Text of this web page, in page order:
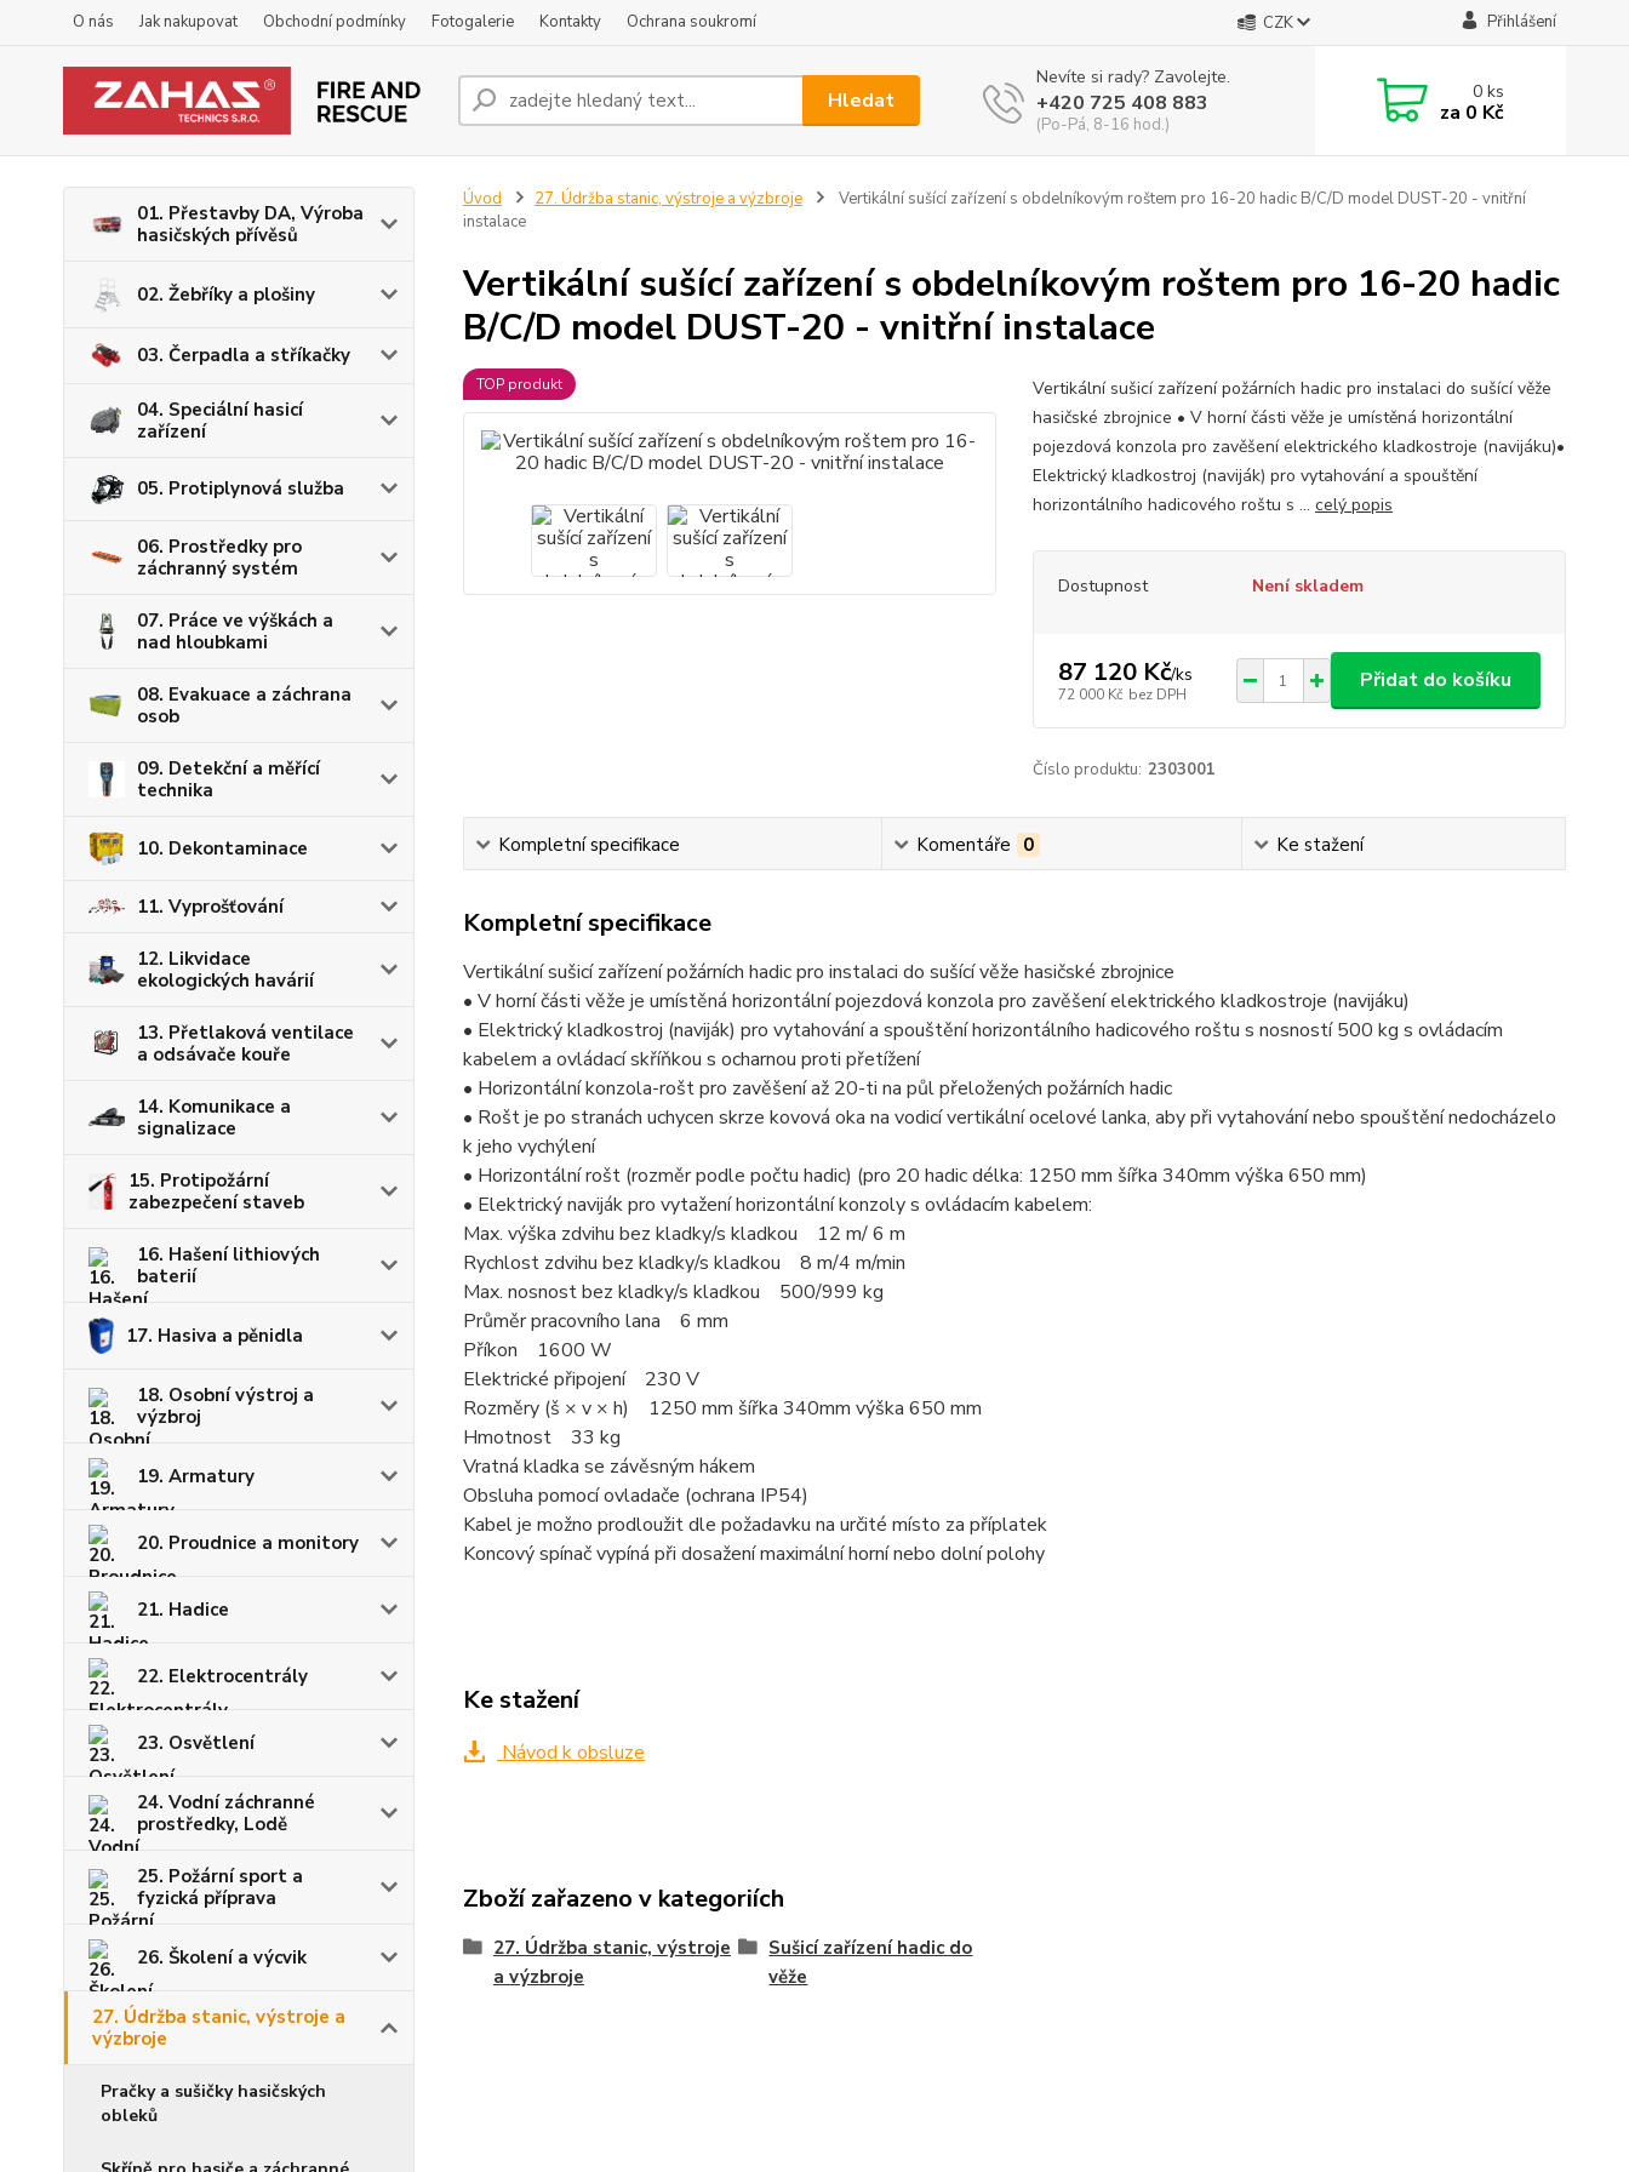
O nás Jak nakupovat Obchodní podmínky Fotogalerie Kontakty Ochrana soukromí CZK Přihlášení
Hledat
Nevíte si rady? Zavolejte.
+420 725 408 883
(Po-Pá, 8-16 hod.)
0ks
za 0 Kč
01. Přestavby DA, Výroba
hasičských přívěsů
02. Žebříky a plošiny
03. Čerpadla a stříkačky
04. Speciální hasicí
zařízení
05. Protiplynová služba
06. Prostředky pro
záchranný systém
07. Práce ve výškách a
nad hloubkami
08. Evakuace a záchrana
osob
09. Detekční a měřící
technika
10. Dekontaminace
11. Vyprošťování
12. Likvidace
ekologických havárií
13. Přetlaková ventilace
a odsávače kouře
14. Komunikace a
signalizace
15. Protipožární
zabezpečení staveb
16. Hašení lithiových
baterií
17. Hasiva a pěnidla
18. Osobní výstroj a
výzbroj
19. Armatury
20. Proudnice a monitory
21. Hadice
22. Elektrocentrály
23. Osvětlení
24. Vodní záchranné
prostředky, Lodě
25. Požární sport a
fyzická příprava
26. Školení a výcvik
27. Údržba stanic, výstroje a
výzbroje
Pračky a sušičky hasičských
obleků
Úvod 27. Údržba stanic, výstroje a výzbroje
Vertikální sušící zařízení s obdelníkovým roštem pro 16-20 hadic B/C/D model DUST-20 - vnitřní
instalace
Vertikální sušící zařízení s obdelníkovým roštem pro 16-20 hadic
B/C/D model DUST-20 - vnitřní instalace
TOP produkt
Vertikální sušicí zařízení požárních hadic pro instalaci do sušící věže
hasičské zbrojnice • V horní části věže je umístěná horizontální
pojezdová konzola pro zavěšení elektrického kladkostroje (navijáku)•
Elektrický kladkostroj (naviják) pro vytahování a spouštění
horizontálního hadicového roštu s ... celý popis
Dostupnost Není skladem
87 120 Kč/ks
72 000 Kč bez DPH
Přidat do košíku
Číslo produktu: 2303001
Kompletní specifikace Komentáře 0 Ke stažení
Kompletní specifikace
Vertikální sušicí zařízení požárních hadic pro instalaci do sušící věže hasičské zbrojnice
• V horní části věže je umístěná horizontální pojezdová konzola pro zavěšení elektrického kladkostroje (navijáku)
• Elektrický kladkostroj (naviják) pro vytahování a spouštění horizontálního hadicového roštu s nosností 500 kg s ovládacím
kabelem a ovládací skříňkou s ocharnou proti přetížení
• Horizontální konzola-rošt pro zavěšení až 20-ti na půl přeložených požárních hadic
• Rošt je po stranách uchycen skrze kovová oka na vodicí vertikální ocelové lanka, aby při vytahování nebo spouštění nedocházelo
k jeho vychýlení
• Horizontální rošt (rozměr podle počtu hadic) (pro 20 hadic délka: 1250 mm šířka 340mm výška 650 mm)
• Elektrický naviják pro vytažení horizontální konzoly s ovládacím kabelem:
Max. výška zdvihu bez kladky/s kladkou 12 m/ 6 m
Rychlost zdvihu bez kladky/s kladkou 8 m/4 m/min
Max. nosnost bez kladky/s kladkou 500/999 kg
Průměr pracovního lana 6 mm
Příkon 1600 W
Elektrické připojení 230 V
Rozměry (š × v × h) 1250 mm šířka 340mm výška 650 mm
Hmotnost 33 kg
Vratná kladka se závěsným hákem
Obsluha pomocí ovladače (ochrana IP54)
Kabel je možno prodloužit dle požadavku na určité místo za příplatek
Koncový spínač vypíná při dosažení maximální horní nebo dolní polohy
Ke stažení
Návod k obsluze
Zboží zařazeno v kategoriích
27. Údržba stanic, výstroje
a výzbroje
Sušicí zařízení hadic do
věže